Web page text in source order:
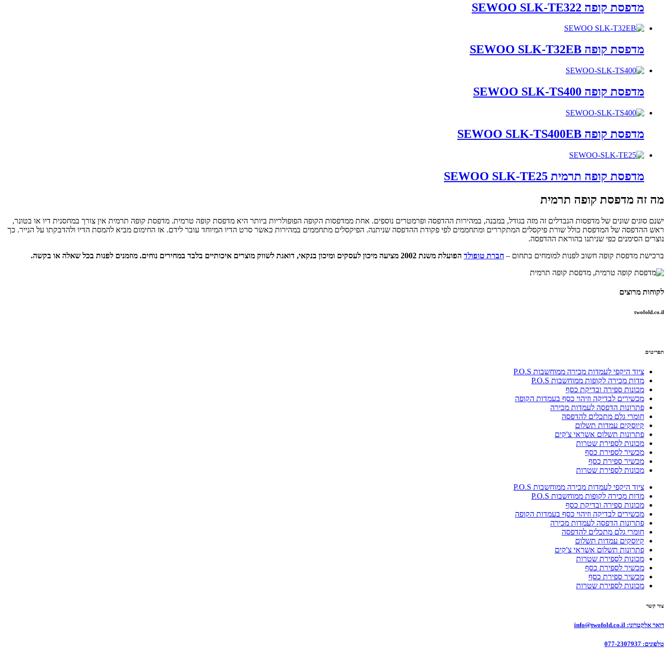
מדפסת קופה SEWOO SLK-TE322
מדפסת קופה SEWOO SLK-T32EB
מדפסת קופה SEWOO SLK-TS400
מדפסת קופה SEWOO SLK-TS400EB
מדפסת קופה תרמית SEWOO SLK-TE25
מה זה מדפסת קופה תרמית
ישנם סוגים שונים של מדפסות הנבדלים זה מזה בגודל, במבנה, במהירות ההדפסה ופרמטרים נוספים. אחת ממדפסות הקופה הפופולריות ביותר היא מדפסת קופה טרמית. מדפסת קופה תרמית אין צורך במחסנית דיו או בטונר,
ראש ההדפסה של המדפסת כולל שורת פיקסלים המתקררים ומתחממים לפי פקודת ההדפסה שניתנה. הפיקסלים מתחממים במהירות כאשר סרט הדיו המיוחד עובר לידם. אז החימום מביא להמסת הדיו ולהדבקתו על הנייר. כך
נוצרים הסימנים כפי שניתנו בהוראת ההדפסה.
ברכישת מדפסת קופה חשוב לפנות למומחים בתחום – חברת טופולד הפועלת משנת 2002 מציעה מיכון לעסקים ומיכון בנקאי, דואגת לשווק מוצרים איכותיים בלבד במחירים נוחים. מוזמנים לפנות בכל שאלה או בקשה.
לקוחות מרוצים
twofold.co.il
תפריטים
ציוד היקפי לעמדות מכירה ממוחשבות P.O.S
מדות מכירה לקופות ממוחשבות P.O.S
מכונות ספירה ובדיקת כסף
מכשירים לבדיקה וזיהוי כסף בעמדות הקופה
פתרונות הדפסה לעמדות מכירה
חומרי גלם מתכלים להדפסה
קיוסקים עמדות תשלום
פתרונות תשלום אשראי צ'קים
מכונות לספירת שטרות
מכשיר לספירת כסף
מכשיר ספירת כסף
מכונות לספירת שטרות
ציוד היקפי לעמדות מכירה ממוחשבות P.O.S
מדות מכירה לקופות ממוחשבות P.O.S
מכונות ספירה ובדיקת כסף
מכשירים לבדיקה וזיהוי כסף בעמדות הקופה
פתרונות הדפסה לעמדות מכירה
חומרי גלם מתכלים להדפסה
קיוסקים עמדות תשלום
פתרונות תשלום אשראי צ'קים
מכונות לספירת שטרות
מכשיר לספירת כסף
מכשיר ספירת כסף
מכונות לספירת שטרות
צור קשר
דואר אלקטרוני:
טלפונים: